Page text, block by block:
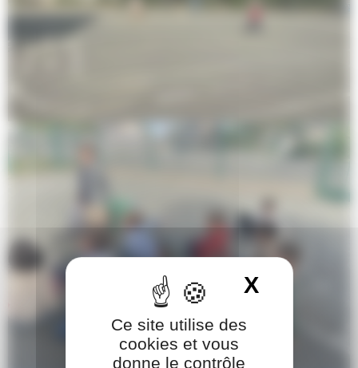
Ce site utilise des
cookies et vous
donne le contrôle
X